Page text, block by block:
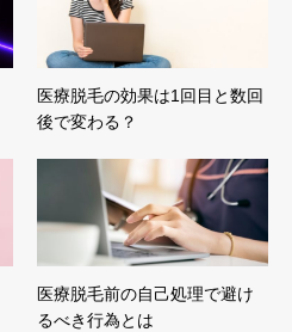
医療脱毛の効果は1回目と数回
後で変わる？
医療脱毛前の自己処理で避け
るべき行為とは